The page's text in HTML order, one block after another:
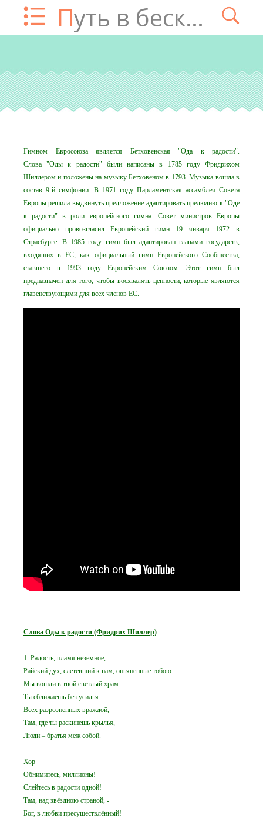
Путь в бесконечность
Гимном Евросоюза является Бетховенская "Ода к радости".
Слова "Оды к радости" были написаны в 1785 году Фридрихом
Шиллером и положены на музыку Бетховеном в 1793. Музыка вошла в
состав 9-й симфонии. В 1971 году Парламентская ассамблея Совета
Европы решила выдвинуть предложение адаптировать прелюдию к "Оде
к радости" в роли европейского гимна. Совет министров Европы
официально провозгласил Европейский гимн 19 января 1972 в
Страсбурге. В 1985 году гимн был адаптирован главами государств,
входящих в ЕС, как официальный гимн Европейского Сообщества,
ставшего в 1993 году Европейским Союзом. Этот гимн был
предназначен для того, чтобы восхвалять ценности, которые являются
главенствующими для всех членов ЕС.
Слова Оды к радости (Фридрих Шиллер)
1. Радость, пламя неземное,
Райский дух, слетевший к нам, опьяненные тобою
Мы вошли в твой светлый храм.
Ты сближаешь без усилья
Всех разрозненных враждой,
Там, где ты раскинешь крылья,
Люди – братья меж собой.
Хор
Обнимитесь, миллионы!
Слейтесь в радости одной!
Там, над звёздною страной, -
Бог, в любви пресуществлённый!